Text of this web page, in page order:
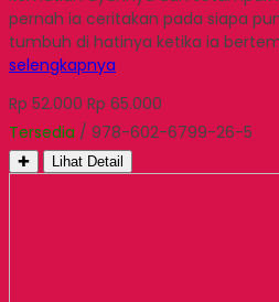
pernah ia ceritakan pada siapa
tumbuh di hatinya ketika ia
selengkapnya
Rp 52.000 Rp 65.000
Tersedia / 978-602-6799-26-5
✚ Lihat Detail